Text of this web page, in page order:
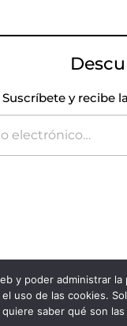
Suscríbete y recibe
legal|Política de
y poder administrar
uso de las cookies.
saber qué son